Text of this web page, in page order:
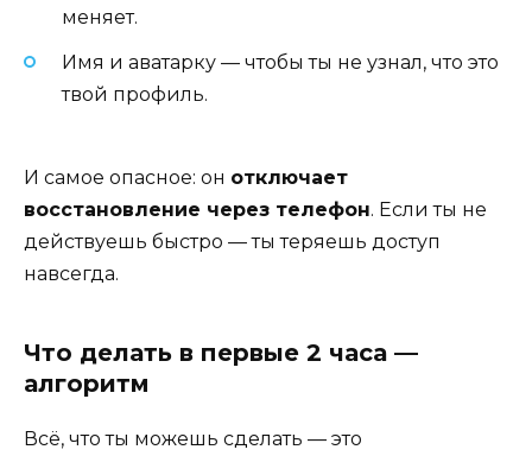
меняет.
Имя и аватарку — чтобы ты не узнал, что это
твой профиль.
И самое опасное: он отключает
восстановление через телефон. Если ты не
действуешь быстро — ты теряешь доступ
навсегда.
Что делать в первые 2 часа —
алгоритм
Всё, что ты можешь сделать — это